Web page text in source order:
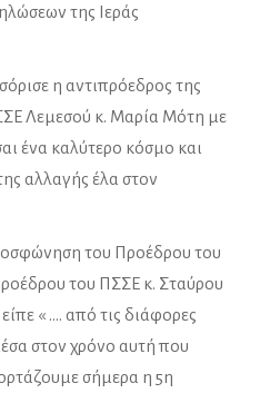
της Ιεράς
η αντιπρόεδρος της
Λεμεσού κ. Μαρία Μότη με
ένα καλύτερο κόσμο και
αλλαγής έλα στον
του Προέδρου του
του ΠΣΣΕ κ. Σταύρου
« …. από τις διάφορες
στον χρόνο αυτή που
σήμερα η 5η